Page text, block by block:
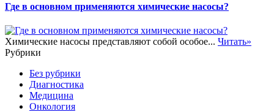
Где в основном применяются химические насосы?
Химические насосы представляют собой особое... Читать»
Рубрики
Без рубрики
Диагностика
Медицина
Онкология